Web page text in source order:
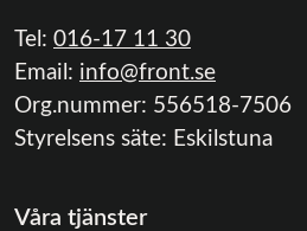
Tel: 016-17 11 30
Email: info@front.se
Org.nummer: 556518-7506
Styrelsens säte: Eskilstuna
Våra tjänster